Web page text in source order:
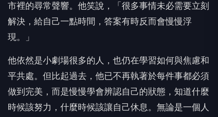
市裡的尋常聲響。他笑說，「很多事情未必需要立刻
解決，給自己一點時間，答案有時反而會慢慢浮
現。」
他依然是小劇場很多的人，也仍在學習如何與焦慮和
平共處。但比起過去，他已不再執著於每件事都必須
做到完美，而是慢慢學會辨認自己的狀態，知道什麼
時候該努力，什麼時候該讓自己休息。無論是一個人